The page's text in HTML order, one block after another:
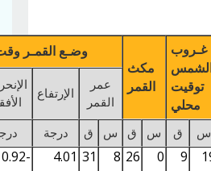
وضـع القمـر وقت غـروب الشمـس
عمر
القمر
الإرتفاع
الإنحراف
الأفقي
قـوس سمك
س درجة درجة درجة %
31
4.01
-0.92
5.81
0.26